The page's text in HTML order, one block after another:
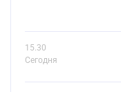
15.30
Сегодня